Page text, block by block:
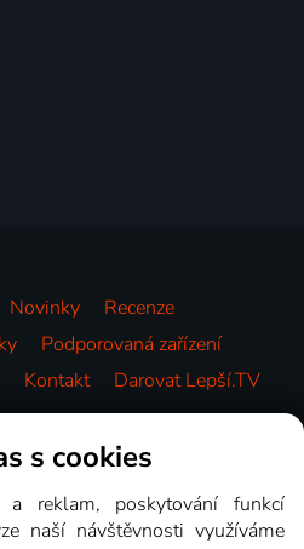
Novinky
Recenze
Podporovaná zařízení
Kontakt Darovat Lepší.TV
s cookies
a reklam, poskytování funkcí
naší návštěvnosti využíváme